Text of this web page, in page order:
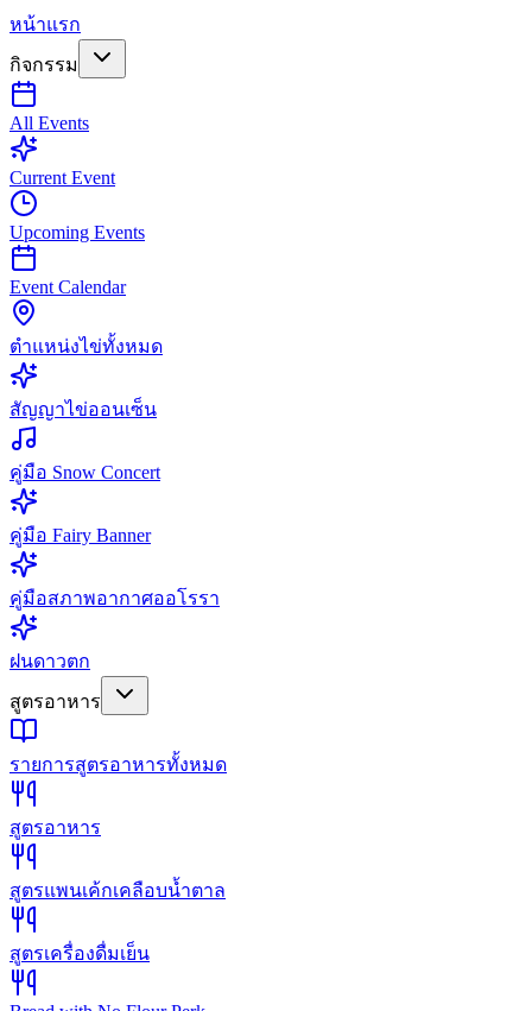
หน้าแรก
กิจกรรม
All Events
Current Event
Upcoming Events
Event Calendar
ตำแหน่งไข่ทั้งหมด
สัญญาไข่ออนเซ็น
คู่มือ Snow Concert
คู่มือ Fairy Banner
คู่มือสภาพอากาศออโรรา
ฝนดาวตก
สูตรอาหาร
รายการสูตรอาหารทั้งหมด
สูตรอาหาร
สูตรแพนเค้กเคลือบน้ำตาล
สูตรเครื่องดื่มเย็น